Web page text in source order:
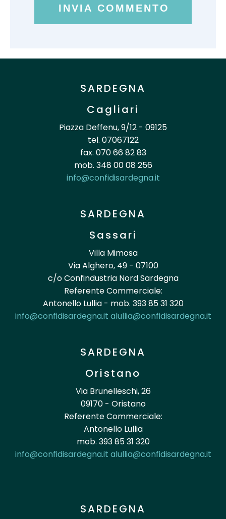
SARDEGNA
Cagliari
Piazza Deffenu, 9/12 - 09125
tel. 07067122
fax. 070 66 82 83
mob. 348 00 08 256
info@confidisardegna.it
SARDEGNA
Sassari
Villa Mimosa
Via Alghero, 49 - 07100
c/o Confindustria Nord Sardegna
Referente Commerciale:
Antonello Lullia - mob. 393 85 31 320
info@confidisardegna.it alullia@confidisardegna.it
SARDEGNA
Oristano
Via Brunelleschi, 26
09170 - Oristano
Referente Commerciale:
Antonello Lullia
mob. 393 85 31 320
info@confidisardegna.it alullia@confidisardegna.it
SARDEGNA